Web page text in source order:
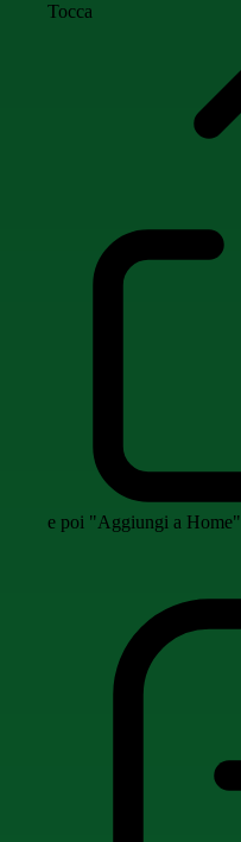
Tocca
e poi "Aggiungi a Home"